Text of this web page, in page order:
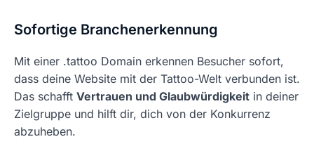
Sofortige Branchenerkennung
Mit einer .tattoo Domain erkennen Besucher sofort,
dass deine Website mit der Tattoo-Welt verbunden ist.
Das schafft Vertrauen und Glaubwürdigkeit in deiner
Zielgruppe und hilft dir, dich von der Konkurrenz
abzuheben.